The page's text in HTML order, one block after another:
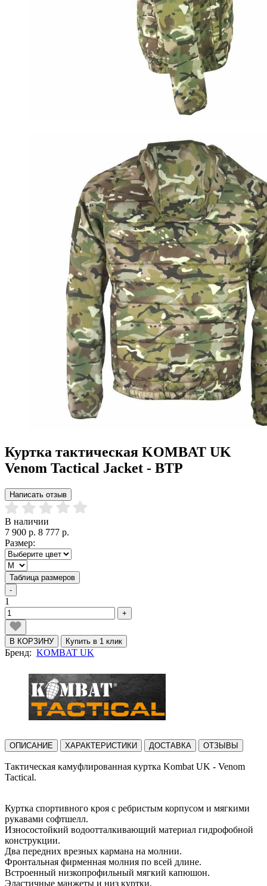
Куртка тактическая KOMBAT UK
Venom Tactical Jacket - BTP
Написать отзыв
В наличии
7 900 р. 8 777 р.
Размер:
Таблица размеров
-
1
+
В КОРЗИНУ Купить в 1 клик
Бренд: KOMBAT UK
ОПИСАНИЕ ХАРАКТЕРИСТИКИ ДОСТАВКА ОТЗЫВЫ
Тактическая камуфлированная куртка Kombat UK - Venom
Tactical.
Куртка спортивного кроя с ребристым корпусом и мягкими
рукавами софтшелл.
Износостойкий водоотталкивающий материал гидрофобной
конструкции.
Два передних врезных кармана на молнии.
Фронтальная фирменная молния по всей длине.
Встроенный низкопрофильный мягкий капюшон.
Эластичные манжеты и низ куртки.